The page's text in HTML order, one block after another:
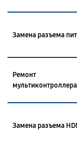
Замена разъема
Ремонт
мультиконтроллера
Замена разъема